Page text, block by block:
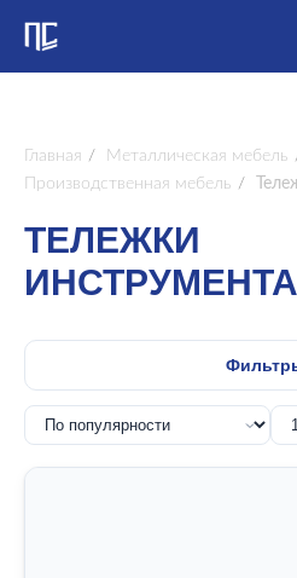
Главная / Металлическая мебель
Производственная мебель /
ТЕЛЕЖКИ
от